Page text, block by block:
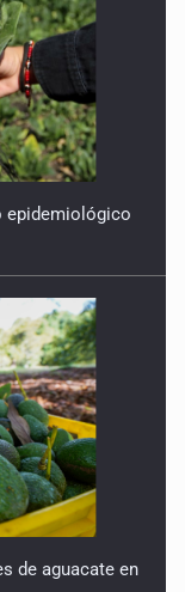
epidemiológico
de aguacate en